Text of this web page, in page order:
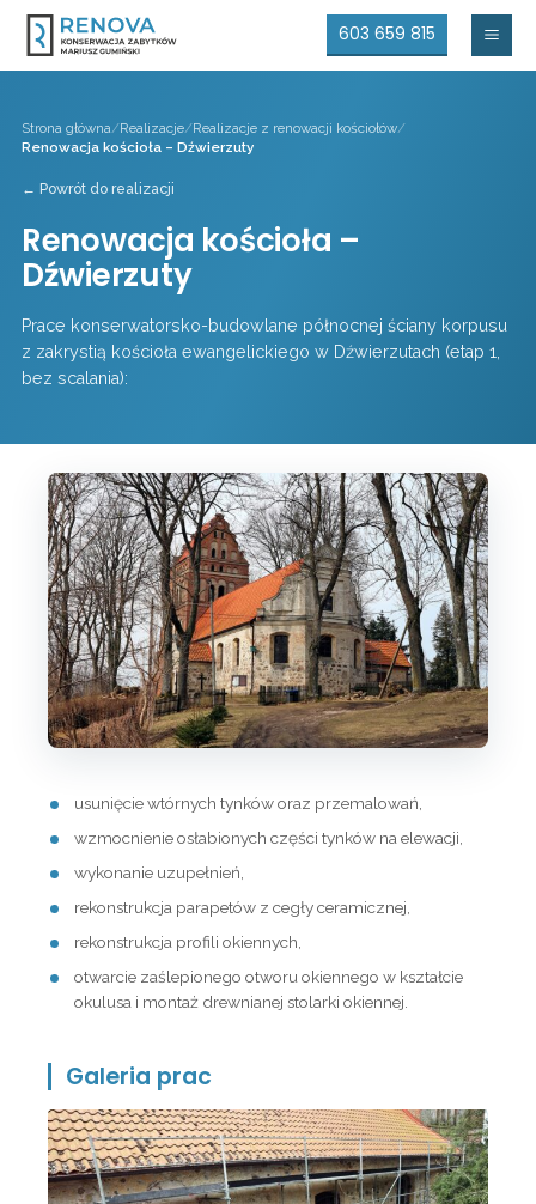
603 659 815
Strona główna/Realizacje/Realizacje z renowacji kościołów/
Renowacja kościoła – Dźwierzuty
← Powrót do realizacji
Renowacja kościoła –
Dźwierzuty
Prace konserwatorsko-budowlane północnej ściany korpusu
z zakrystią kościoła ewangelickiego w Dźwierzutach (etap 1,
bez scalania):
usunięcie wtórnych tynków oraz przemalowań,
wzmocnienie osłabionych części tynków na elewacji,
wykonanie uzupełnień,
rekonstrukcja parapetów z cegły ceramicznej,
rekonstrukcja profili okiennych,
otwarcie zaślepionego otworu okiennego w kształcie
okulusa i montaż drewnianej stolarki okiennej.
Galeria prac